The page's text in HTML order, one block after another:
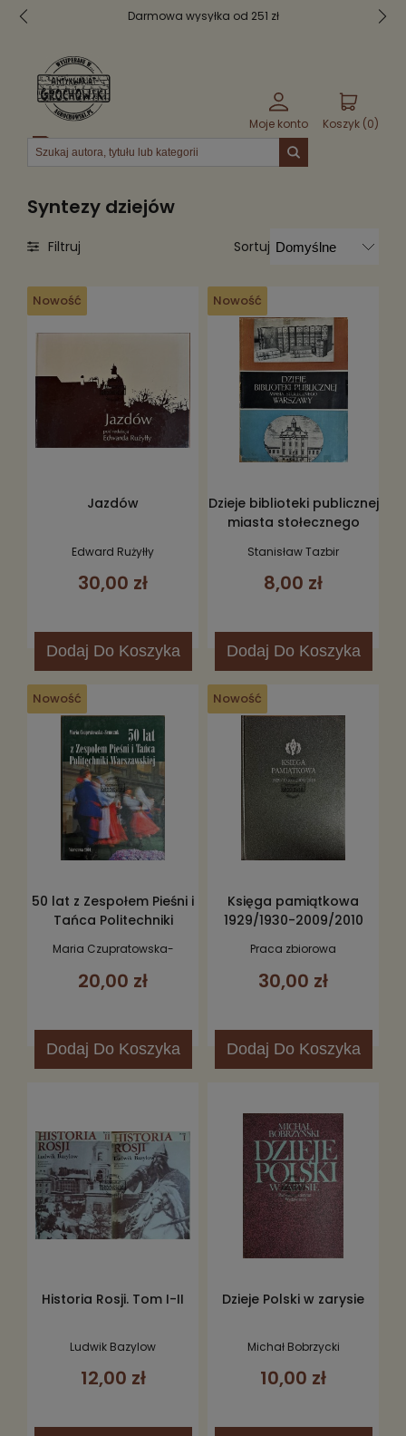
Darmowa wysyłka od 251 zł
Moje konto Koszyk (0)
Menu
Syntezy dziejów
Sortuj
Filtruj
Jazdów
Edward Rużyłły
30,00 zł
Dodaj Do Koszyka
Nowość
Dzieje biblioteki publicznej
miasta stołecznego
Stanisław Tazbir
8,00 zł
Dodaj Do Koszyka
Nowość
50 lat z Zespołem Pieśni i
Tańca Politechniki
Maria Czupratowska-
20,00 zł
Dodaj Do Koszyka
Nowość
Księga pamiątkowa
1929/1930-2009/2010
Praca zbiorowa
30,00 zł
Dodaj Do Koszyka
Nowość
Historia Rosji. Tom I-II
Ludwik Bazylow
12,00 zł
Dzieje Polski w zarysie
Michał Bobrzycki
10,00 zł